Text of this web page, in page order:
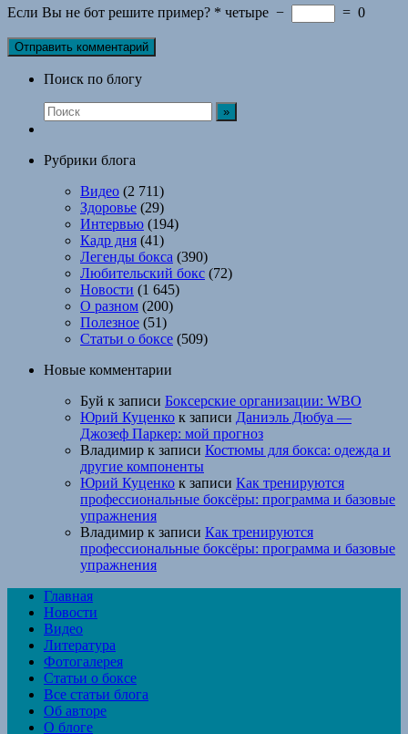
Если Вы не бот решите пример? * четыре − = 0
Поиск по блогу
Рубрики блога
Видео (2 711)
Здоровье (29)
Интервью (194)
Кадр дня (41)
Легенды бокса (390)
Любительский бокс (72)
Новости (1 645)
О разном (200)
Полезное (51)
Статьи о боксе (509)
Новые комментарии
Буй к записи Боксерские организации: WBO
Юрий Куценко к записи Даниэль Дюбуа —
Джозеф Паркер: мой прогноз
Владимир к записи Костюмы для бокса: одежда и
другие компоненты
Юрий Куценко к записи Как тренируются
профессиональные боксёры: программа и базовые
упражнения
Владимир к записи Как тренируются
профессиональные боксёры: программа и базовые
упражнения
Главная
Новости
Видео
Литература
Фотогалерея
Статьи о боксе
Все статьи блога
Об авторе
О блоге